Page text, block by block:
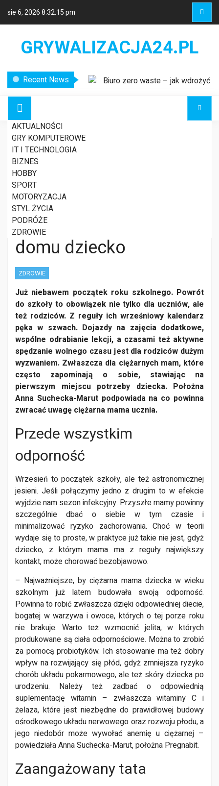
sie 6, 20268:32:15 pm
GRYWALIZACJA24.PL
Recent News
Biuro zero waste – jak wdrożyć
AKTUALNOŚCI
GRY KOMPUTEROWE
IT I TECHNOLOGIA
BIZNES
HOBBY
SPORT
MOTORYZACJA
STYL ŻYCIA
PODRÓŻE
ZDROWIE
5 porad dla przyszłych
mam, czyli jak dbać o
siebie w ciąży, mając w
domu dziecko
ZDROWIE
Już niebawem początek roku szkolnego. Powrót
do szkoły to obowiązek nie tylko dla uczniów, ale
też rodziców. Z reguły ich wrześniowy kalendarz
pęka w szwach. Dojazdy na zajęcia dodatkowe,
wspólne odrabianie lekcji, a czasami też aktywne
spędzanie wolnego czasu jest dla rodziców dużym
wyzwaniem. Zwłaszcza dla ciężarnych mam, które
często zapominają o sobie, stawiając na
pierwszym miejscu potrzeby dziecka. Położna
Anna Suchecka-Marut podpowiada na co powinna
zwracać uwagę ciężarna mama ucznia.
Przede wszystkim
odporność
Wrzesień to początek szkoły, ale też astronomicznej
jesieni. Jeśli połączymy jedno z drugim to w efekcie
wyjdzie nam sezon infekcyjny. Przyszłe mamy powinny
szczególnie dbać o siebie w tym czasie i
minimalizować ryzyko zachorowania. Choć w teorii
wydaje się to proste, w praktyce już takie nie jest, gdyż
dziecko, z którym mama ma z reguły największy
kontakt, może chorować bezobjawowo.
– Najważniejsze, by ciężarna mama dziecka w wieku
szkolnym już latem budowała swoją odporność.
Powinna to robić zwłaszcza dzięki odpowiedniej diecie,
bogatej w warzywa i owoce, których o tej porze roku
nie brakuje. Warto też wzmocnić jelita, w których
produkowane są ciała odpornościowe. Można to zrobić
za pomocą probiotyków. Ich stosowanie ma też dobry
wpływ na rozwijający się płód, gdyż zmniejsza ryzyko
chorób układu pokarmowego, ale też skóry dziecka po
urodzeniu. Należy też zadbać o odpowiednią
suplementację witamin – zwłaszcza witaminy C i
żelaza, które jest niezbędne do prawidłowej budowy
ośrodkowego układu nerwowego oraz rozwoju płodu, a
jego niedobór może wywołać anemię u ciężarnej –
powiedziała Anna Suchecka-Marut, położna Pregnabit.
Zaangażowany tata